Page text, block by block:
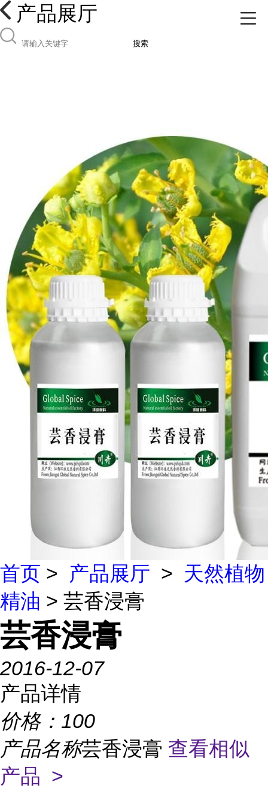
产品展厅
搜索
首页 > 产品展厅 > 天然植物
精油 > 芸香浸膏
芸香浸膏
2016-12-07
产品详情
价格： 100
产品名称芸香浸膏 查看相似
产品 >